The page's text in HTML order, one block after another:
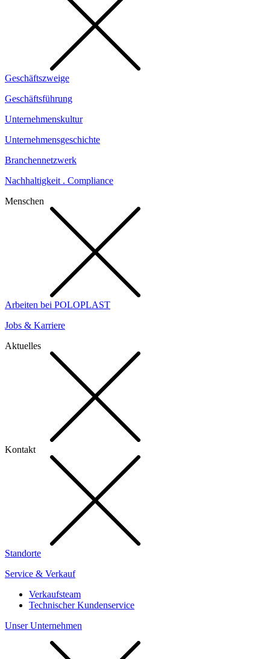
Geschäftszweige
Geschäftsführung
Unternehmenskultur
Unternehmensgeschichte
Branchennetzwerk
Nachhaltigkeit . Compliance
Menschen
Arbeiten bei POLOPLAST
Jobs & Karriere
Aktuelles
Kontakt
Standorte
Service & Verkauf
Verkaufsteam
Technischer Kundenservice
Unser Unternehmen